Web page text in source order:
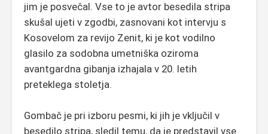
jim je posvečal. Vse to je avtor besedila stripa
skušal ujeti v zgodbi, zasnovani kot intervju s
Kosovelom za revijo Zenit, ki je kot vodilno
glasilo za sodobna umetniška oziroma
avantgardna gibanja izhajala v 20. letih
preteklega stoletja.
Gombač je pri izboru pesmi, ki jih je vključil v
besedilo stripa, sledil temu, da je predstavil vse